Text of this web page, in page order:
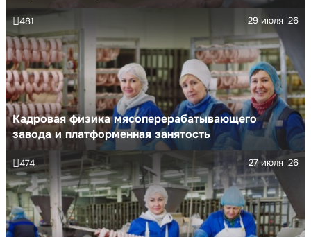
Кадровая физика мясоперерабатывающего
завода и платформенная занятость
29 июля '26
481
27 июля '26
474